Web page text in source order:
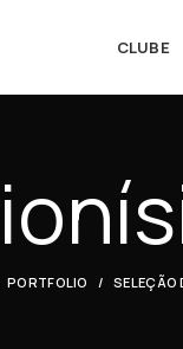
CLUBE
PORTFOLIO SELEÇÃO